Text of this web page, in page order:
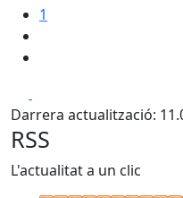
1
Darrera actualització:
RSS
L'actualitat a un clic